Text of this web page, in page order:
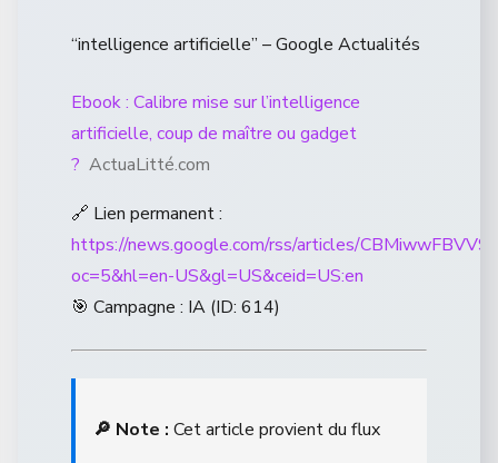
“intelligence artificielle” – Google Actualités
Ebook : Calibre mise sur l’intelligence
artificielle, coup de maître ou gadget
? ActuaLitté.com
🔗 Lien permanent :
https://news.google.com/rss/articles/
oc=5&hl=en-US&gl=US&ceid=US:en
🎯 Campagne : IA (ID: 614)
🔎 Note : Cet article provient du flux